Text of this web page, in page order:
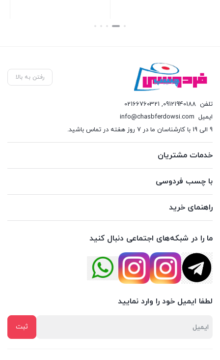
بستن
رفتن به بالا
تلفن 09121940188
,
02166760321
ایمیل info@chasbferdowsi.com
9 الی 19 با کارشناسان ما در 7 روز هفته در تماس باشید.
خدمات مشتریان
با چسب فردوسی
راهنمای خرید
ما را در شبکه‌های اجتماعی دنبال کنید
لطفا ایمیل خود را وارد نمایید